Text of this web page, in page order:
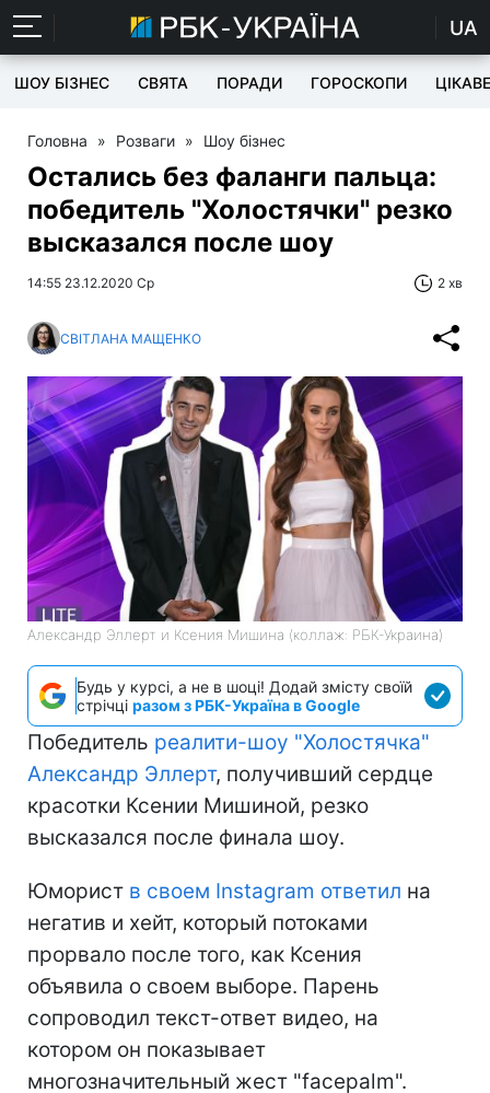
UA
ШОУ БІЗНЕС СВЯТА ПОРАДИ ГОРОСКОПИ ЦІКАВЕ
Головна » Розваги » Шоу бізнес
Остались без фаланги пальца:
победитель "Холостячки" резко
высказался после шоу
14:55 23.12.2020 Ср 2 хв
СВІТЛАНА МАЩЕНКО
Александр Эллерт и Ксения Мишина (коллаж: РБК-Украина)
Будь у курсі, а не в шоці! Додай змісту своїй
стрічці разом з РБК-Україна в Google
Победитель реалити-шоу "Холостячка"
Александр Эллерт, получивший сердце
красотки Ксении Мишиной, резко
высказался после финала шоу.
Юморист в своем Instagram ответил на
негатив и хейт, который потоками
прорвало после того, как Ксения
объявила о своем выборе. Парень
сопроводил текст-ответ видео, на
котором он показывает
многозначительный жест "facepalm".